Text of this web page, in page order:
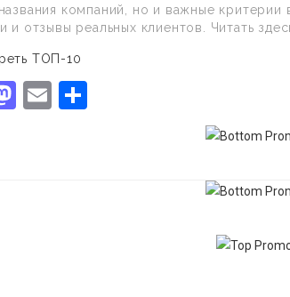
компаний, но и важные
и отзывы реальных клиентов. Читать
ТОП-10
Mastodon
Email